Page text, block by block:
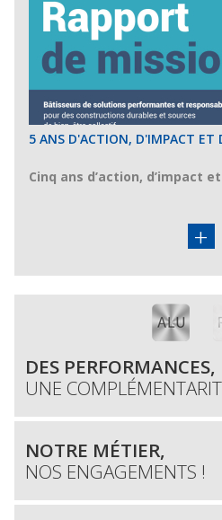
5 ANS D'ACTION, D'IMPACT ET
Cinq ans d’action, d’impact
+
DES PERFORMANCES,
UNE
NOTRE MÉTIER,
NOS ENGAGEMENTS !